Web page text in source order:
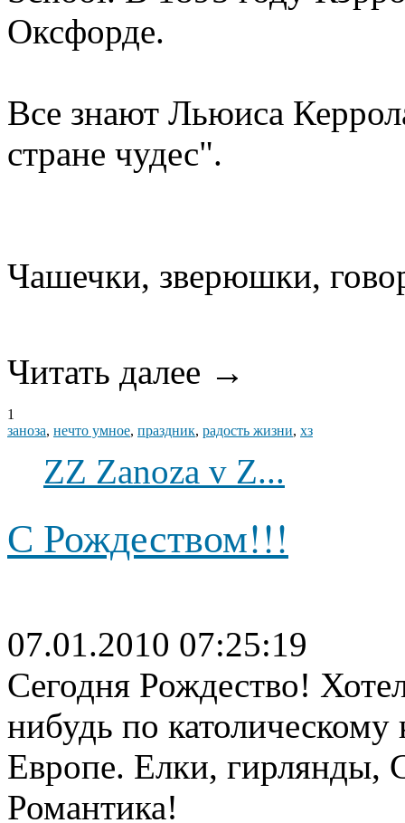
Оксфорде.
Все знают Льюиса
стране чудес".
Чашечки, зверюшки,
Читать далее →
1
заноза, нечто умное, праздник, радость жизни, хз
ZZ Zanoza v Z...
С Рождеством!!!
07.01.2010 07:25:19
Сегодня Рождество!
нибудь по
Европе. Елки, гирлянды,
Романтика!